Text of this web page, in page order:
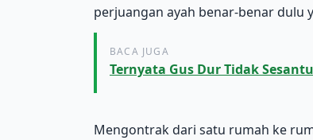
perjuangan ayah benar-benar dulu
BACA JUGA
Ternyata Gus Dur Tidak
Mengontrak dari satu rumah ke